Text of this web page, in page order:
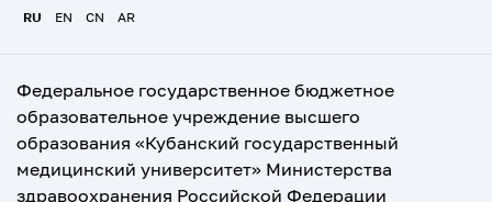
RU EN CN AR
Федеральное государственное бюджетное
образовательное учреждение высшего
образования «Кубанский государственный
медицинский университет» Министерства
здравоохранения Российской Федерации